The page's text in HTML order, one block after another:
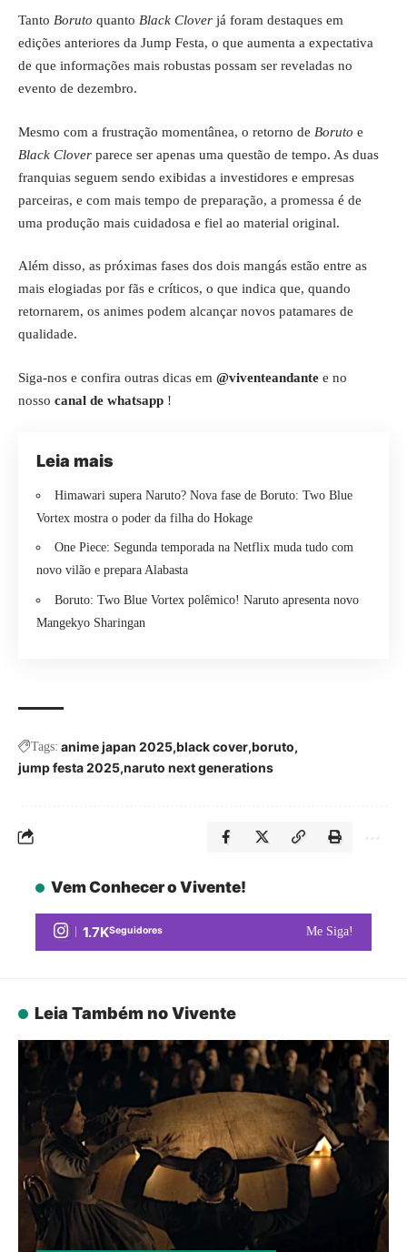
Tanto Boruto quanto Black Clover já foram destaques em
edições anteriores da Jump Festa, o que aumenta a expectativa
de que informações mais robustas possam ser reveladas no
evento de dezembro.
Mesmo com a frustração momentânea, o retorno de Boruto e
Black Clover parece ser apenas uma questão de tempo. As duas
franquias seguem sendo exibidas a investidores e empresas
parceiras, e com mais tempo de preparação, a promessa é de
uma produção mais cuidadosa e fiel ao material original.
Além disso, as próximas fases dos dois mangás estão entre as
mais elogiadas por fãs e críticos, o que indica que, quando
retornarem, os animes podem alcançar novos patamares de
qualidade.
Siga-nos e confira outras dicas em @viventeandante e no
nosso canal de whatsapp !
Leia mais
Himawari supera Naruto? Nova fase de Boruto: Two Blue
Vortex mostra o poder da filha do Hokage
One Piece: Segunda temporada na Netflix muda tudo com
novo vilão e prepara Alabasta
Boruto: Two Blue Vortex polêmico! Naruto apresenta novo
Mangekyo Sharingan
Tags: anime japan 2025 black cover boruto
jump festa 2025 naruto next generations
Vem Conhecer o Vivente!
1.7KSeguidores Me Siga!
Leia Também no Vivente